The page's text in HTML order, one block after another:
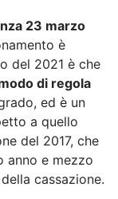
23 marzo
è
del 2021 è che
di regola
ed è un
a quello
del 2017, che
anno e mezzo
cassazione.